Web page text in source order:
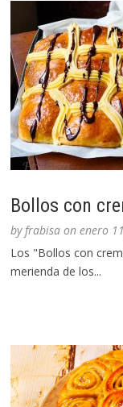
Bollos con
byfrabisa onenero
Los "Bollos con
merienda de los...